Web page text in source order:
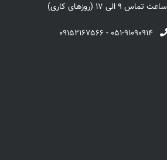
ساعت تماس 9 الی 17 (روزهای کاری)
۰۵۱-۹۱۰۹۰۹۱۴ - ۰۹۱۵۲۱۶۷۵۶۶